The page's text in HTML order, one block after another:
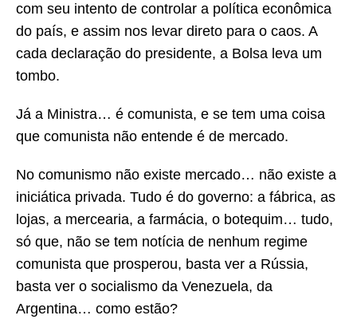
com seu intento de controlar a política econômica
do país, e assim nos levar direto para o caos. A
cada declaração do presidente, a Bolsa leva um
tombo.
Já a Ministra… é comunista, e se tem uma coisa
que comunista não entende é de mercado.
No comunismo não existe mercado… não existe a
iniciática privada. Tudo é do governo: a fábrica, as
lojas, a mercearia, a farmácia, o botequim… tudo,
só que, não se tem notícia de nenhum regime
comunista que prosperou, basta ver a Rússia,
basta ver o socialismo da Venezuela, da
Argentina… como estão?